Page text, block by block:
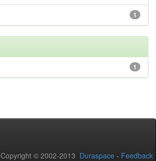
1
1
Copyright © 2002-2013 Duraspace - Feedback